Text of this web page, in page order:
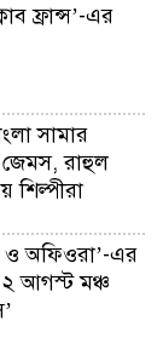
ফ্রান্স’-এর
সামার
জেমস, রাহুল
শিল্পীরা
ও অফিওরা’-এর
আগস্ট মঞ্চ